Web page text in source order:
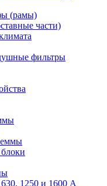
(рамы)
части)
фильтры
1250 и 1600 А